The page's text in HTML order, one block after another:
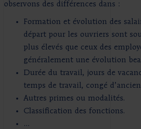
observons des différences dans :
Formation et évolution des
départ pour les ouvriers sont
plus élevés que ceux des
généralement une évolution
Durée du travail, jours de
temps de travail, congé
Autres primes ou modalités.
Classification des fonctions.
...